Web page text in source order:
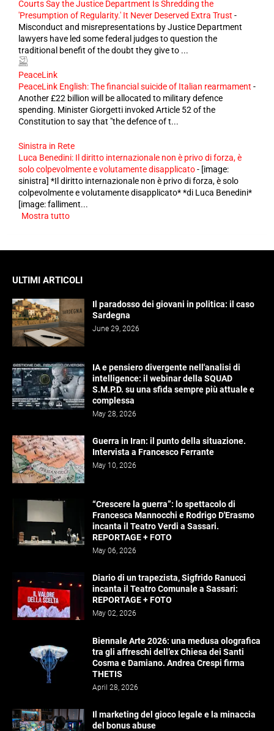
Courts Say the Justice Department Is Shredding the
'Presumption of Regularity.' It Never Deserved Extra Trust -
Misconduct and misrepresentations by Justice Department
lawyers have led some federal judges to question the
traditional benefit of the doubt they give to ...
PeaceLink
PeaceLink English: The financial suicide of Italian rearmament -
Another £22 billion will be allocated to military defence
spending. Minister Giorgetti invoked Article 52 of the
Constitution to say that "the defence of t...
Sinistra in Rete
Luca Benedini: Il diritto internazionale non è privo di forza, è
solo colpevolmente e volutamente disapplicato- [image:
sinistra] *Il diritto internazionale non è privo di forza, è solo
colpevolmente e volutamente disapplicato* *di Luca Benedini*
[image: falliment...
Mostra tutto
ULTIMI ARTICOLI
Il paradosso dei giovani in politica: il caso
Sardegna
June 29, 2026
IA e pensiero divergente nell'analisi di
intelligence: il webinar della SQUAD
S.M.P.D. su una sfida sempre più attuale e
complessa
May 28, 2026
Guerra in Iran: il punto della situazione.
Intervista a Francesco Ferrante
May 10, 2026
“Crescere la guerra”: lo spettacolo di
Francesca Mannocchi e Rodrigo D'Erasmo
incanta il Teatro Verdi a Sassari.
REPORTAGE + FOTO
May 06, 2026
Diario di un trapezista, Sigfrido Ranucci
incanta il Teatro Comunale a Sassari:
REPORTAGE + FOTO
May 02, 2026
Biennale Arte 2026: una medusa olografica
tra gli affreschi dell’ex Chiesa dei Santi
Cosma e Damiano. Andrea Crespi firma
THETIS
April 28, 2026
Il marketing del gioco legale e la minaccia
del bonus abuse